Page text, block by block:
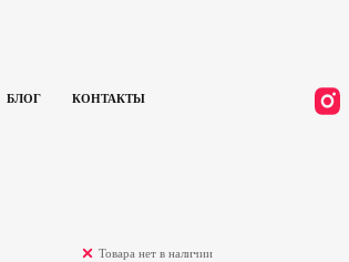
БЛОГ КОНТАКТЫ
Товара нет в наличии